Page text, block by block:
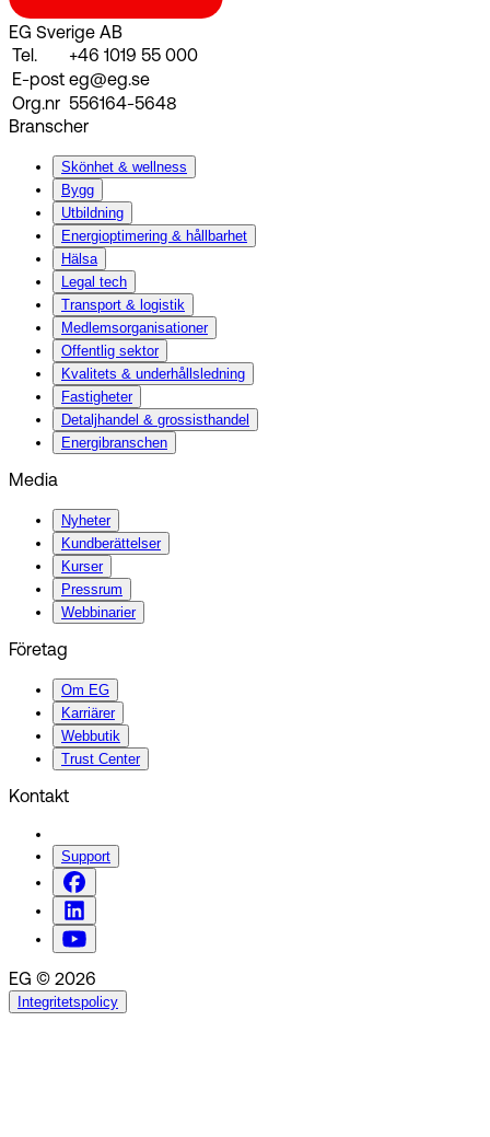
EG Sverige AB
Tel.
+46 1019 55 000
E-post eg@eg.se
Org.nr 556164-5648
Branscher
Skönhet & wellness
Bygg
Utbildning
Energi­optimering & hållbarhet
Hälsa
Legal tech
Transport & logistik
Medlemsorganisationer
Offentlig sektor
Kvalitets & underhållsledning
Fastigheter
Detaljhandel & grossisthandel
Energibranschen
Media
Nyheter
Kundberättelser
Kurser
Pressrum
Webbinarier
Företag
Om EG
Karriärer
Webbutik
Trust Center
Kontakt
Support
EG © 2026
Integritetspolicy